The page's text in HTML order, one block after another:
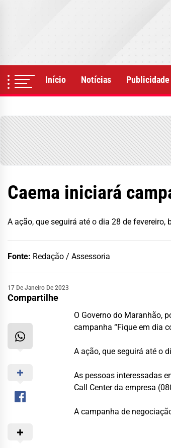
Início Notícias Publicidade
Caema iniciará
A ação, que seguirá até o dia 28 de
Fonte: Redação / Assessoria
17 De Janeiro De 2023
Compartilhe
O Governo do Maranhão,
campanha “Fique em dia
A ação, que seguirá até o
As pessoas interessadas
Call Center da empresa
A campanha de